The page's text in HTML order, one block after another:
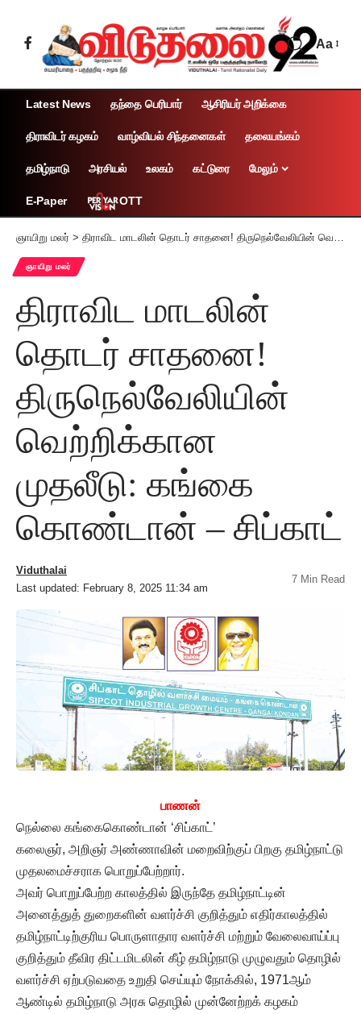
Aa
Latest News தந்தை பெரியார் ஆசிரியர் அறிக்கை
திராவிடர் கழகம் வாழ்வியல் சிந்தனைகள் தலையங்கம்
தமிழ்நாடு அரசியல் உலகம் கட்டுரை மேலும்
E-Paper OTT
ஞாயிறு மலர் > திராவிட மாடலின் தொடர் சாதனை! திருநெல்வேலியின் வெற்றிக்கான முதலீடு: கங்கை கொண்டான் – சிப்காட்
ஞாயிறு மலர்
திராவிட மாடலின்
தொடர் சாதனை!
திருநெல்வேலியின்
வெற்றிக்கான
முதலீடு: கங்கை
கொண்டான் – சிப்காட்
Last updated: February 8, 2025 11:34 am
Viduthalai
7 Min Read
பாணன்
நெல்லை கங்கைகொண்டான் ‘சிப்காட்’
கலைஞர், அறிஞர் அண்ணாவின் மறைவிற்குப் பிறகு தமிழ்நாட்டு
முதலமைச்சராக பொறுப்பேற்றார்.
அவர் பொறுப்பேற்ற காலத்தில் இருந்தே தமிழ்நாட்டின்
அனைத்துத் துறைகளின் வளர்ச்சி குறித்தும் எதிர்காலத்தில்
தமிழ்நாட்டிற்குரிய பொருளாதார வளர்ச்சி மற்றும் வேலைவாய்ப்பு
குறித்தும் தீவிர திட்டமிடலின் கீழ் தமிழ்நாடு முழுவதும் தொழில்
வளர்ச்சி ஏற்படுவதை உறுதி செய்யும் நோக்கில், 1971ஆம்
ஆண்டில் தமிழ்நாடு அரசு தொழில் முன்னேற்றக் கழகம்